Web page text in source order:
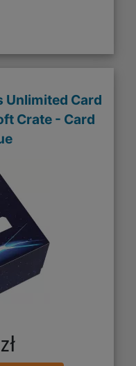
Unlimited Card
Crate - Card